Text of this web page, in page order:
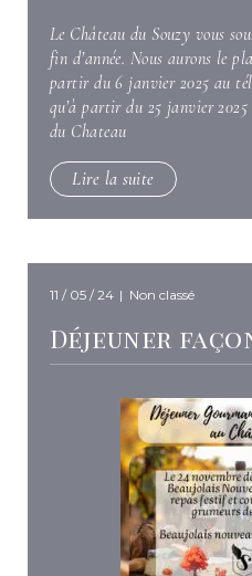
Le Château du Souzy vous
fin d’année. Nous aurons le
partir du 6 janvier 2025 au
qu’à partir du 25 janvier
du Chateau
Lire la suite
11 / 05 / 24 | Non classé
Déjeuner